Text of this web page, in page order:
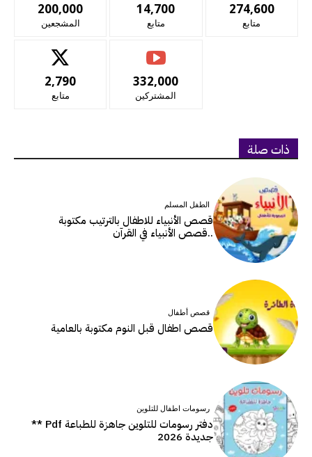
200,000
المشجعين
14,700
متابع
274,600
متابع
2,790
متابع
332,000
المشتركين
ذات صلة
الطفل المسلم
قصص الأنبياء للاطفال بالترتيب مكتوبة
..قصص الأنبياء في القرآن
قصص أطفال
قصص اطفال قبل النوم مكتوبة بالعامية
رسومات اطفال للتلوين
دفتر رسومات للتلوين جاهزة للطباعة Pdf **
جديدة 2026